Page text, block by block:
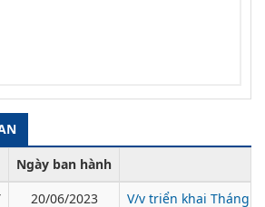
Ngày ban hành
20/06/2023
V/v triển khai Tháng